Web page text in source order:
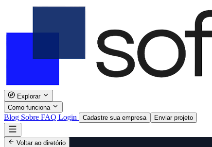
Explorar
Como funciona
Blog Sobre FAQ Login Cadastre sua empresa Enviar projeto
Voltar ao diretório